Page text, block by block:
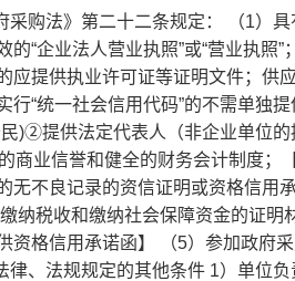
采购法》第二十二条规定： （1）
的“企业法人营业执照”或“营业执
应提供执业许可证等证明文件；供
行“统一社会信用代码”的不需单独
)②提供法定代表人（非企业单位
商业信誉和健全的财务会计制度
无不良记录的资信证明或资格信用
纳税收和缴纳社会保障资金的证
资格信用承诺函】 （5）参加政府
律、法规规定的其他条件 1）单位